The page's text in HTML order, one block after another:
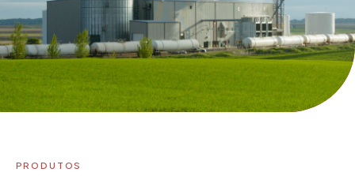
PRODUTOS